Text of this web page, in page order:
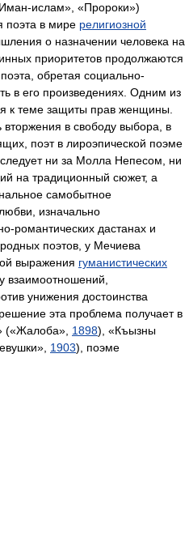
ислам», «Пророки»)
поэта в мире религиозной
о назначении человека на
приоритетов продолжаются
обретая социально-
в его произведениях. Одним из
к теме защиты прав женщины.
вторжения в свободу выбора, в
поэт в лироэпической поэме
ни за Молла Непесом, ни
на традиционный сюжет, а
самобытное
изначально
романтических дастанах и
поэтов, у Мечиева
выражения гуманистических
взаимоотношений,
унижения достоинства
эта проблема получает в
(«Жалоба», 1898), «Къызны
1903), поэме